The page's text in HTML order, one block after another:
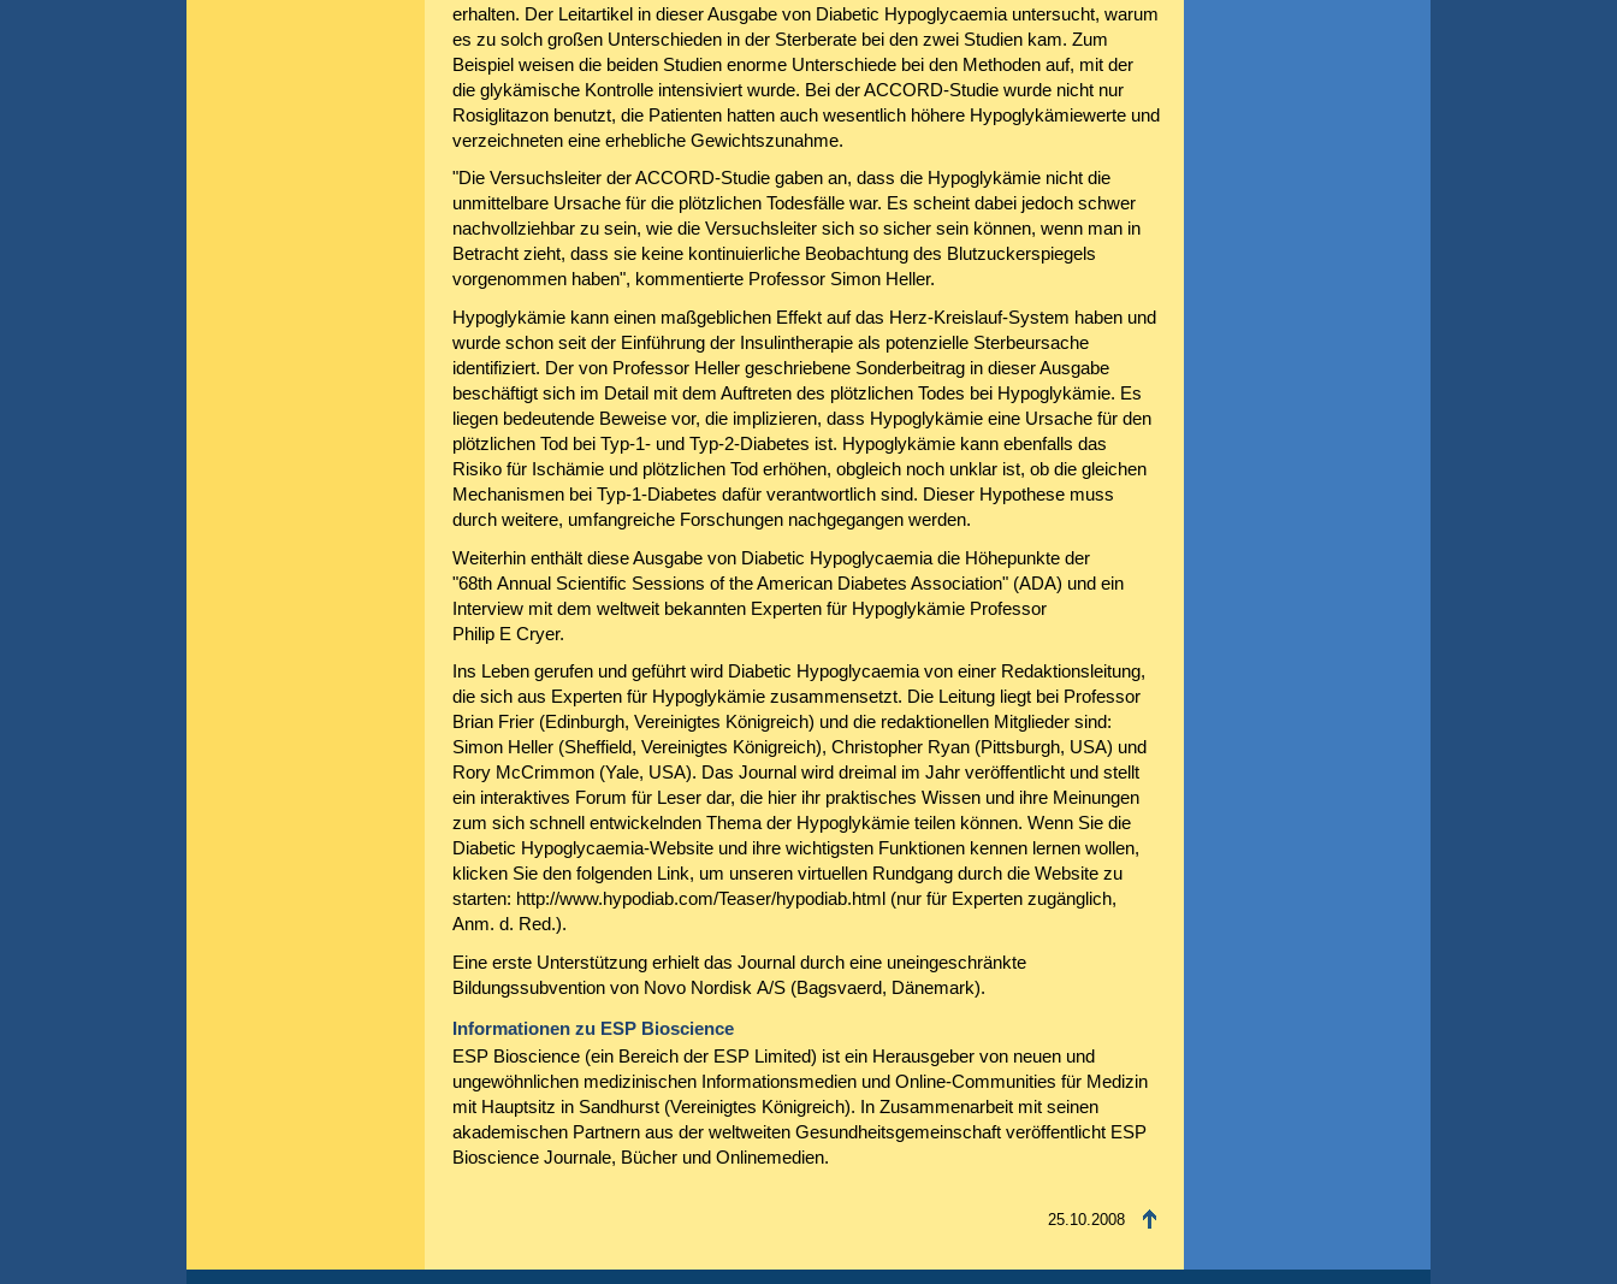
erhalten. Der Leitartikel in dieser Ausgabe von Diabetic Hypoglycaemia untersucht, warum
es zu solch großen Unterschieden in der Sterberate bei den zwei Studien kam. Zum
Beispiel weisen die beiden Studien enorme Unterschiede bei den Methoden auf, mit der
die glykämische Kontrolle intensiviert wurde. Bei der ACCORD-Studie wurde nicht nur
Rosiglitazon benutzt, die Patienten hatten auch wesentlich höhere Hypoglykämiewerte und
verzeichneten eine erhebliche Gewichtszunahme.
"Die Versuchsleiter der ACCORD-Studie gaben an, dass die Hypoglykämie nicht die
unmittelbare Ursache für die plötzlichen Todesfälle war. Es scheint dabei jedoch schwer
nachvollziehbar zu sein, wie die Versuchsleiter sich so sicher sein können, wenn man in
Betracht zieht, dass sie keine kontinuierliche Beobachtung des Blutzuckerspiegels
vorgenommen haben", kommentierte Professor Simon Heller.
Hypoglykämie kann einen maßgeblichen Effekt auf das Herz-Kreislauf-System haben und
wurde schon seit der Einführung der Insulintherapie als potenzielle Sterbeursache
identifiziert. Der von Professor Heller geschriebene Sonderbeitrag in dieser Ausgabe
beschäftigt sich im Detail mit dem Auftreten des plötzlichen Todes bei Hypoglykämie. Es
liegen bedeutende Beweise vor, die implizieren, dass Hypoglykämie eine Ursache für den
plötzlichen Tod bei Typ-1- und Typ-2-Diabetes ist. Hypoglykämie kann ebenfalls das
Risiko für Ischämie und plötzlichen Tod erhöhen, obgleich noch unklar ist, ob die gleichen
Mechanismen bei Typ-1-Diabetes dafür verantwortlich sind. Dieser Hypothese muss
durch weitere, umfangreiche Forschungen nachgegangen werden.
Weiterhin enthält diese Ausgabe von Diabetic Hypoglycaemia die Höhepunkte der
"68th Annual Scientific Sessions of the American Diabetes Association" (ADA) und ein
Interview mit dem weltweit bekannten Experten für Hypoglykämie Professor
Philip E Cryer.
Ins Leben gerufen und geführt wird Diabetic Hypoglycaemia von einer Redaktionsleitung,
die sich aus Experten für Hypoglykämie zusammensetzt. Die Leitung liegt bei Professor
Brian Frier (Edinburgh, Vereinigtes Königreich) und die redaktionellen Mitglieder sind:
Simon Heller (Sheffield, Vereinigtes Königreich), Christopher Ryan (Pittsburgh, USA) und
Rory McCrimmon (Yale, USA). Das Journal wird dreimal im Jahr veröffentlicht und stellt
ein interaktives Forum für Leser dar, die hier ihr praktisches Wissen und ihre Meinungen
zum sich schnell entwickelnden Thema der Hypoglykämie teilen können. Wenn Sie die
Diabetic Hypoglycaemia-Website und ihre wichtigsten Funktionen kennen lernen wollen,
klicken Sie den folgenden Link, um unseren virtuellen Rundgang durch die Website zu
starten: http://www.hypodiab.com/Teaser/hypodiab.html (nur für Experten zugänglich,
Anm. d. Red.).
Eine erste Unterstützung erhielt das Journal durch eine uneingeschränkte
Bildungssubvention von Novo Nordisk A/S (Bagsvaerd, Dänemark).
Informationen zu ESP Bioscience
ESP Bioscience (ein Bereich der ESP Limited) ist ein Herausgeber von neuen und
ungewöhnlichen medizinischen Informationsmedien und Online-Communities für Medizin
mit Hauptsitz in Sandhurst (Vereinigtes Königreich). In Zusammenarbeit mit seinen
akademischen Partnern aus der weltweiten Gesundheitsgemeinschaft veröffentlicht ESP
Bioscience Journale, Bücher und Onlinemedien.
25.10.2008